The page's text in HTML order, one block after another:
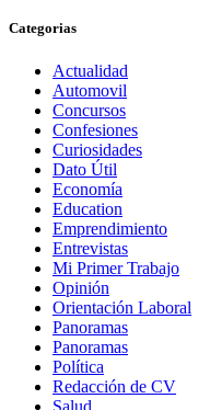
Categorias
Actualidad
Automovil
Concursos
Confesiones
Curiosidades
Dato Útil
Economía
Education
Emprendimiento
Entrevistas
Mi Primer Trabajo
Opinión
Orientación Laboral
Panoramas
Panoramas
Política
Redacción de CV